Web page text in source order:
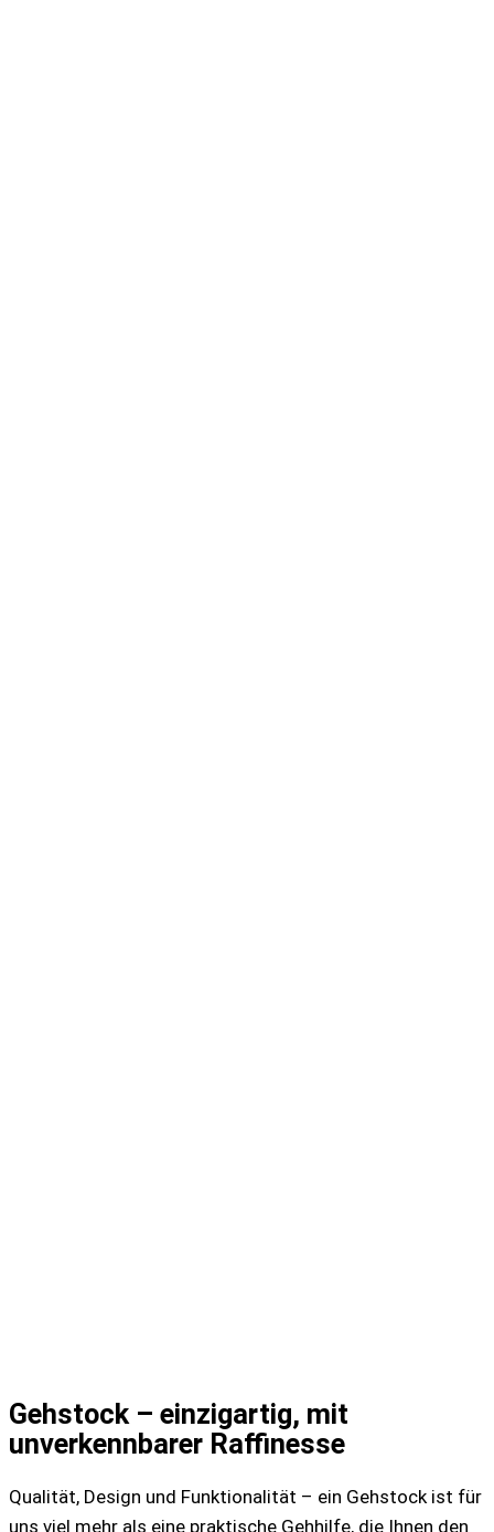
Gehstock – einzigartig, mit
unverkennbarer Raffinesse
Qualität, Design und Funktionalität – ein Gehstock ist für
uns viel mehr als eine praktische Gehhilfe, die Ihnen den